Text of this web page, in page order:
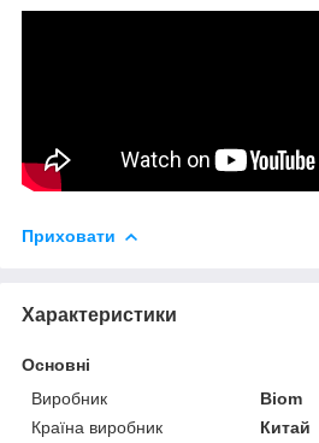
Приховати
Характеристики
Основні
Виробник
Biom
Країна виробник
Китай